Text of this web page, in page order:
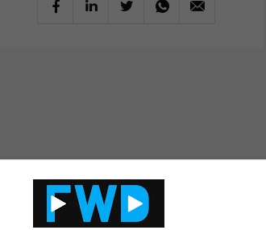
in één. Het apparaat zendt het
en zonder kwaliteitsverlies